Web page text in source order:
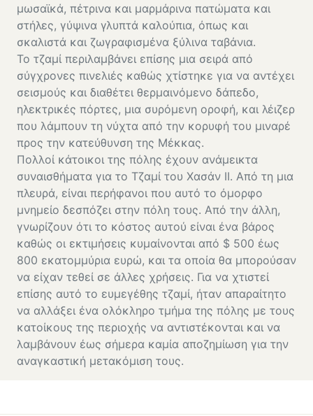
μωσαϊκά, πέτρινα και μαρμάρινα πατώματα και
στήλες, γύψινα γλυπτά καλούπια, όπως και
σκαλιστά και ζωγραφισμένα ξύλινα ταβάνια.
Το τζαμί περιλαμβάνει επίσης μια σειρά από
σύγχρονες πινελιές καθώς χτίστηκε για να αντέχει
σεισμούς και διαθέτει θερμαινόμενο δάπεδο,
ηλεκτρικές πόρτες, μια συρόμενη οροφή, και λέιζερ
που λάμπουν τη νύχτα από την κορυφή του μιναρέ
προς την κατεύθυνση της Μέκκας.
Πολλοί κάτοικοι της πόλης έχουν ανάμεικτα
συναισθήματα για το Τζαμί του Χασάν II. Από τη μια
πλευρά, είναι περήφανοι που αυτό το όμορφο
μνημείο δεσπόζει στην πόλη τους. Από την άλλη,
γνωρίζουν ότι το κόστος αυτού είναι ένα βάρος
καθώς οι εκτιμήσεις κυμαίνονται από $ 500 έως
800 εκατομμύρια ευρώ, και τα οποία θα μπορούσαν
να είχαν τεθεί σε άλλες χρήσεις. Για να χτιστεί
επίσης αυτό το ευμεγέθης τζαμί, ήταν απαραίτητο
να αλλάξει ένα ολόκληρο τμήμα της πόλης με τους
κατοίκους της περιοχής να αντιστέκονται και να
λαμβάνουν έως σήμερα καμία αποζημίωση για την
αναγκαστική μετακόμιση τους.